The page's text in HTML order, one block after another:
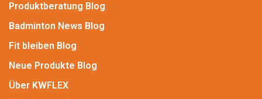
Produktberatung Blog
Badminton News Blog
Fit bleiben Blog
Neue Produkte Blog
Über KWFLEX